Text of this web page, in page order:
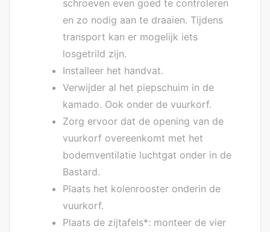
schroeven even goed te controleren
en zo nodig aan te draaien. Tijdens
transport kan er mogelijk iets
losgetrild zijn.
Installeer het handvat.
Verwijder al het piepschuim in de
kamado. Ook onder de vuurkorf.
Zorg ervoor dat de opening van de
vuurkorf overeenkomt met het
bodemventilatie luchtgat onder in de
Bastard.
Plaats het kolenrooster onderin de
vuurkorf.
Plaats de zijtafels*: monteer de vier